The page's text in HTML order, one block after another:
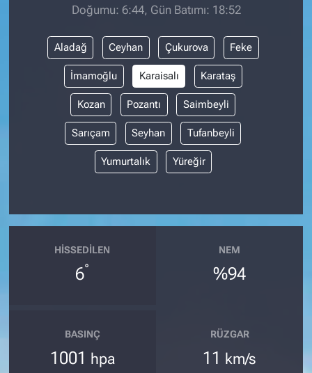
Doğumu: 6:44, Gün Batımı: 18:52
Aladağ Ceyhan Çukurova Feke
İmamoğlu Karaisalı Karataş
Kozan Pozantı Saimbeyli
Sarıçam Seyhan Tufanbeyli
Yumurtalık Yüreğir
HISSEDILEN
6°
NEM
%94
BASINÇ
1001 hpa
RÜZGAR
11 km/s